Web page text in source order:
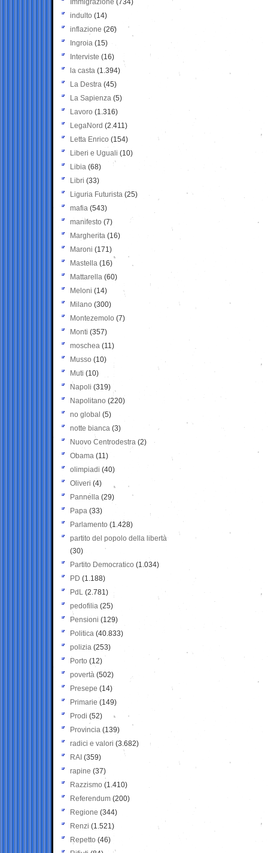
Immigrazione (734)
indulto (14)
inflazione (26)
Ingroia (15)
Interviste (16)
la casta (1.394)
La Destra (45)
La Sapienza (5)
Lavoro (1.316)
LegaNord (2.411)
Letta Enrico (154)
Liberi e Uguali (10)
Libia (68)
Libri (33)
Liguria Futurista (25)
mafia (543)
manifesto (7)
Margherita (16)
Maroni (171)
Mastella (16)
Mattarella (60)
Meloni (14)
Milano (300)
Montezemolo (7)
Monti (357)
moschea (11)
Musso (10)
Muti (10)
Napoli (319)
Napolitano (220)
no global (5)
notte bianca (3)
Nuovo Centrodestra (2)
Obama (11)
olimpiadi (40)
Oliveri (4)
Pannella (29)
Papa (33)
Parlamento (1.428)
partito del popolo della libertà
(30)
Partito Democratico (1.034)
PD (1.188)
PdL (2.781)
pedofilia (25)
Pensioni (129)
Politica (40.833)
polizia (253)
Porto (12)
povertà (502)
Presepe (14)
Primarie (149)
Prodi (52)
Provincia (139)
radici e valori (3.682)
RAI (359)
rapine (37)
Razzismo (1.410)
Referendum (200)
Regione (344)
Renzi (1.521)
Repetto (46)